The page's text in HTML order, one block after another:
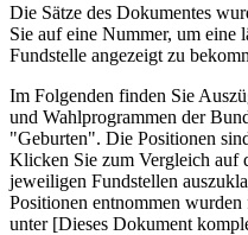
Die Sätze des Dokum­entes
Sie auf eine Nummer, um eine
Fundstelle angezeigt zu
Im Folgenden finden Sie
und Wahl­program­men der
"Geburten". Die Posi­tionen
Klicken Sie zum Vergleich auf
jeweiligen Fundstellen
Posi­tionen entnommen
unter [Dieses Dokument